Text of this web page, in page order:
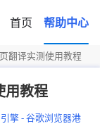
首页 帮助中心
翻译实测使用教程
用教程
擎 - 谷歌浏览器港